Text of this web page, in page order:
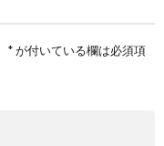
*が付いている欄は必須項